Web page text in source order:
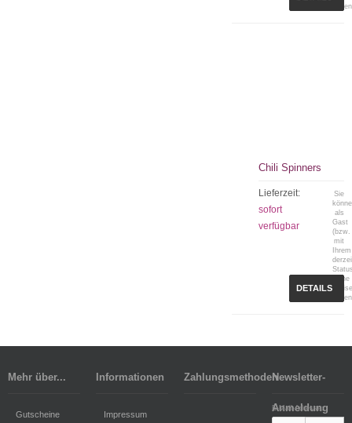
Chili Spinners
Lieferzeit:
sofort
verfügbar
Sie
als
Gast
(bzw.
mit
Ihrem
keine
DETAILS
Mehr über...
Gutscheine
Informationen
Impressum
ZahlungsmethodenNewsletter-
Anmeldung
E-Mail-Adresse: